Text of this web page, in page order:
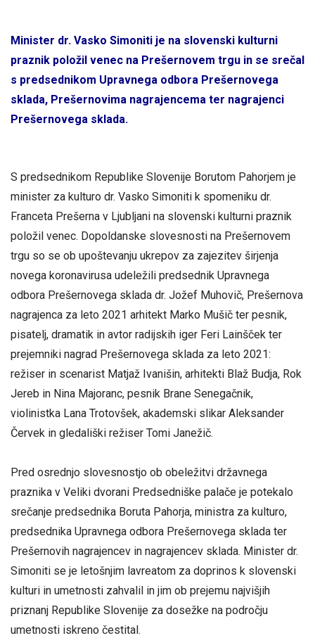
Minister dr. Vasko Simoniti je na slovenski kulturni
praznik položil venec na Prešernovem trgu in se srečal
s predsednikom Upravnega odbora Prešernovega
sklada, Prešernovima nagrajencema ter nagrajenci
Prešernovega sklada.
S predsednikom Republike Slovenije Borutom Pahorjem je
minister za kulturo dr. Vasko Simoniti k spomeniku dr.
Franceta Prešerna v Ljubljani na slovenski kulturni praznik
položil venec. Dopoldanske slovesnosti na Prešernovem
trgu so se ob upoštevanju ukrepov za zajezitev širjenja
novega koronavirusa udeležili predsednik Upravnega
odbora Prešernovega sklada dr. Jožef Muhovič, Prešernova
nagrajenca za leto 2021 arhitekt Marko Mušič ter pesnik,
pisatelj, dramatik in avtor radijskih iger Feri Lainšček ter
prejemniki nagrad Prešernovega sklada za leto 2021:
režiser in scenarist Matjaž Ivanišin, arhitekti Blaž Budja, Rok
Jereb in Nina Majoranc, pesnik Brane Senegačnik,
violinistka Lana Trotovšek, akademski slikar Aleksander
Červek in gledališki režiser Tomi Janežič.
Pred osrednjo slovesnostjo ob obeležitvi državnega
praznika v Veliki dvorani Predsedniške palače je potekalo
srečanje predsednika Boruta Pahorja, ministra za kulturo,
predsednika Upravnega odbora Prešernovega sklada ter
Prešernovih nagrajencev in nagrajencev sklada. Minister dr.
Simoniti se je letošnjim lavreatom za doprinos k slovenski
kulturi in umetnosti zahvalil in jim ob prejemu najvišjih
priznanj Republike Slovenije za dosežke na področju
umetnosti iskreno čestital.